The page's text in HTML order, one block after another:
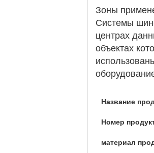
Зоны
Системы
центрах
объектах
Название
Номер
материал